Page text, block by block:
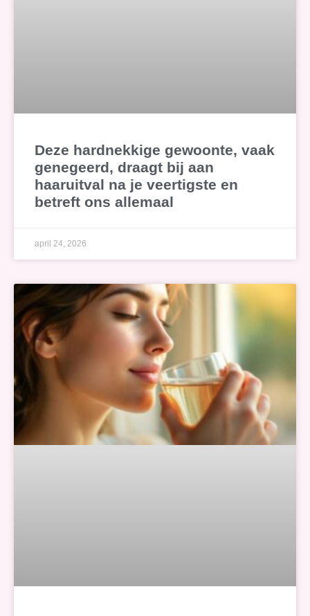
Deze hardnekkige gewoonte, vaak
genegeerd, draagt bij aan
haaruitval na je veertigste en
betreft ons allemaal
april 24, 2026